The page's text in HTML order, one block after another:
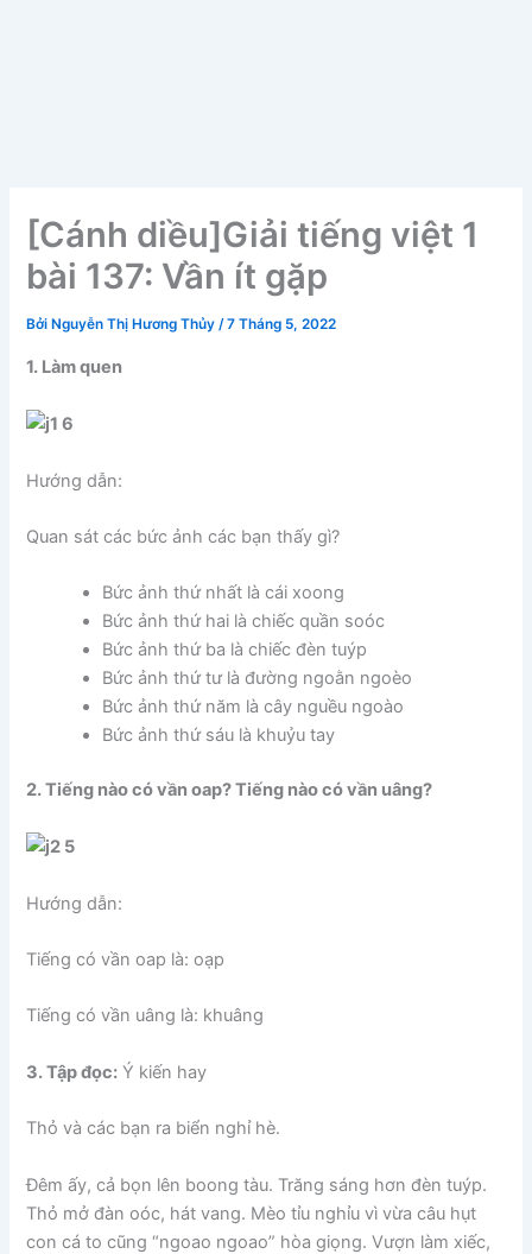
[Cánh diều]Giải tiếng việt 1
bài 137: Vần ít gặp
Bởi Nguyễn Thị Hương Thủy/7 Tháng 5, 2022
1. Làm quen
Hướng dẫn:
Quan sát các bức ảnh các bạn thấy gì?
Bức ảnh thứ nhất là cái xoong
Bức ảnh thứ hai là chiếc quần soóc
Bức ảnh thứ ba là chiếc đèn tuýp
Bức ảnh thứ tư là đường ngoằn ngoèo
Bức ảnh thứ năm là cây nguều ngoào
Bức ảnh thứ sáu là khuỷu tay
2. Tiếng nào có vần oap? Tiếng nào có vần uâng?
Hướng dẫn:
Tiếng có vần oap là: oạp
Tiếng có vần uâng là: khuâng
3. Tập đọc: Ý kiến hay
Thỏ và các bạn ra biển nghỉ hè.
Đêm ấy, cả bọn lên boong tàu. Trăng sáng hơn đèn tuýp.
Thỏ mở đàn oóc, hát vang. Mèo tỉu nghỉu vì vừa câu hụt
con cá to cũng “ngoao ngoao” hòa giọng. Vượn làm xiếc,